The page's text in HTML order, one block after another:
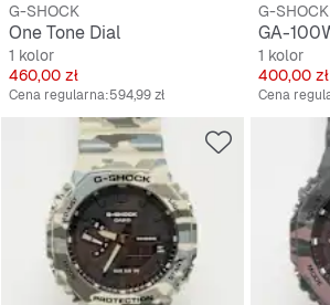
G-SHOCK
One Tone Dial
1 kolor
Cena
460,00 zł
Cena regularna:594,99 zł
G-SHOCK
GA-
1 kolor
Cena
400,00 zł
Cena